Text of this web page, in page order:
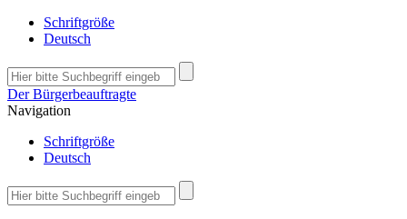
Schriftgröße
Deutsch
Der Bürgerbeauftragte
Navigation
Schriftgröße
Deutsch